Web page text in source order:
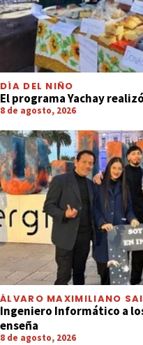
DÍA DEL NIÑO
El programa Yachay
8 de agosto, 2026
ÁLVARO MAXIMILIANO
Ingeniero Informático a
enseña
8 de agosto, 2026